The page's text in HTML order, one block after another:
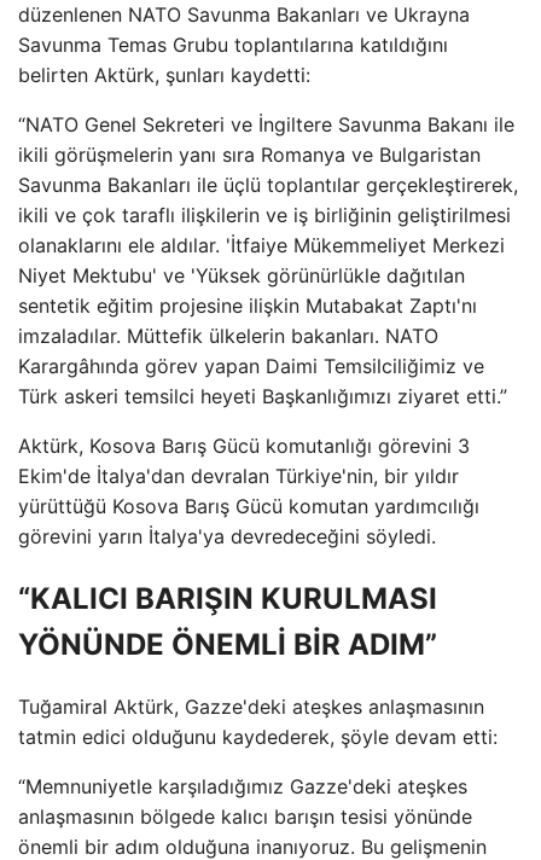
düzenlenen NATO Savunma Bakanları ve Ukrayna
Savunma Temas Grubu toplantılarına katıldığını
belirten Aktürk, şunları kaydetti:
“NATO Genel Sekreteri ve İngiltere Savunma Bakanı ile
ikili görüşmelerin yanı sıra Romanya ve Bulgaristan
Savunma Bakanları ile üçlü toplantılar gerçekleştirerek,
ikili ve çok taraflı ilişkilerin ve iş birliğinin geliştirilmesi
olanaklarını ele aldılar. 'İtfaiye Mükemmeliyet Merkezi
Niyet Mektubu' ve 'Yüksek görünürlükle dağıtılan
sentetik eğitim projesine ilişkin Mutabakat Zaptı'nı
imzaladılar. Müttefik ülkelerin bakanları. NATO
Karargâhında görev yapan Daimi Temsilciliğimiz ve
Türk askeri temsilci heyeti Başkanlığımızı ziyaret etti.”
Aktürk, Kosova Barış Gücü komutanlığı görevini 3
Ekim'de İtalya'dan devralan Türkiye'nin, bir yıldır
yürüttüğü Kosova Barış Gücü komutan yardımcılığı
görevini yarın İtalya'ya devredeceğini söyledi.
“KALICI BARIŞIN KURULMASI
YÖNÜNDE ÖNEMLİ BİR ADIM”
Tuğamiral Aktürk, Gazze'deki ateşkes anlaşmasının
tatmin edici olduğunu kaydederek, şöyle devam etti:
“Memnuniyetle karşıladığımız Gazze'deki ateşkes
anlaşmasının bölgede kalıcı barışın tesisi yönünde
önemli bir adım olduğuna inanıyoruz. Bu gelişmenin